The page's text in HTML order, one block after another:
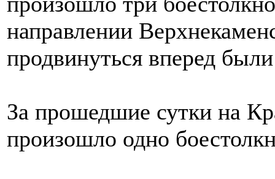
направлении
продвинуться вперед
За прошедшие сутки на
произошло одно